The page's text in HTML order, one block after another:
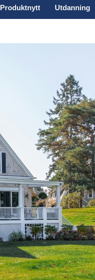
Produktnytt Utdanning